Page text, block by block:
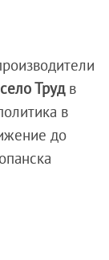
Труд в
в
до